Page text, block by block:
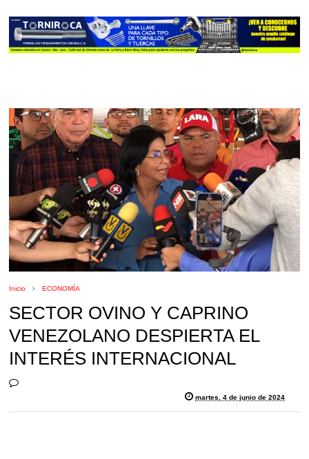
Inicio ECONOMÍA
SECTOR OVINO Y CAPRINO
VENEZOLANO DESPIERTA EL
INTERÉS INTERNACIONAL
martes, 4 de junio de 2024